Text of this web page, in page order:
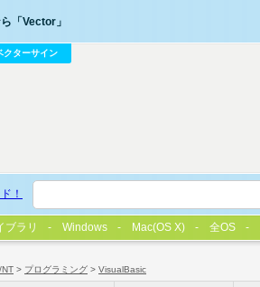
> プログラミング > VisualBasic
「Vector」
クターサイン
！
ブラリ Windows Mac(OS X) 全OS